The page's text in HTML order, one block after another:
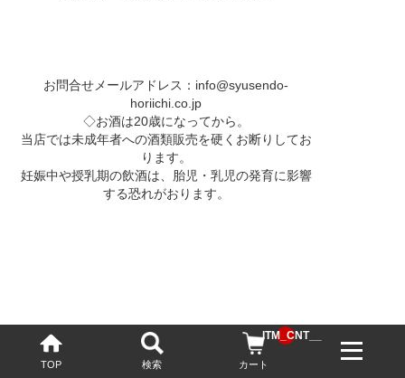
TOP 検索 カート
__ITM_CNT__
お問合せメールアドレス： info@syusendo-
horiichi.co.jp
◇お酒は20歳になってから。
当店では未成年者への酒類販売を硬くお断りしてお
ります。
妊娠中や授乳期の飲酒は、胎児・乳児の発育に影響
する恐れがおります。